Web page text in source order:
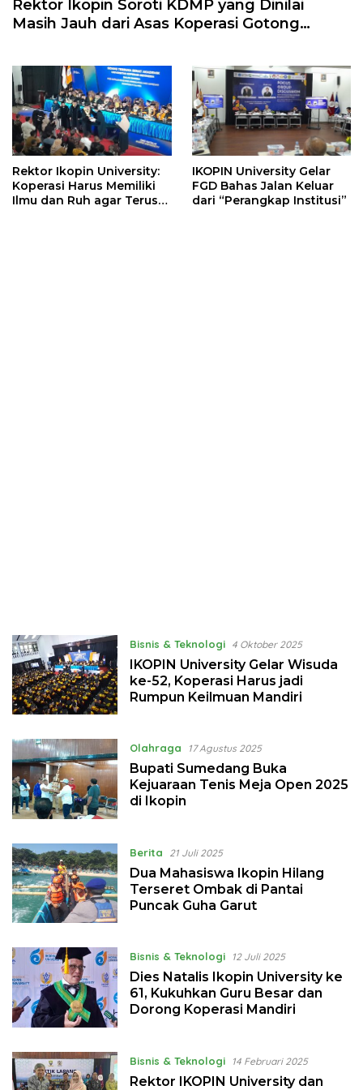
Rektor Ikopin Soroti KDMP yang Dinilai
Masih Jauh dari Asas Koperasi Gotong
Rektor Ikopin University:
Koperasi Harus Memiliki
Ilmu dan Ruh agar Terus
IKOPIN University Gelar
FGD Bahas Jalan Keluar
dari “Perangkap Institusi”
Bisnis & Teknologi 4 Oktober 2025
IKOPIN University Gelar Wisuda
ke-52, Koperasi Harus jadi
Rumpun Keilmuan Mandiri
Olahraga 17 Agustus 2025
Bupati Sumedang Buka
Kejuaraan Tenis Meja Open 2025
di Ikopin
Berita 21 Juli 2025
Dua Mahasiswa Ikopin Hilang
Terseret Ombak di Pantai
Puncak Guha Garut
Bisnis & Teknologi 12 Juli 2025
Dies Natalis Ikopin University ke
61, Kukuhkan Guru Besar dan
Dorong Koperasi Mandiri
Bisnis & Teknologi 14 Februari 2025
Rektor IKOPIN University dan